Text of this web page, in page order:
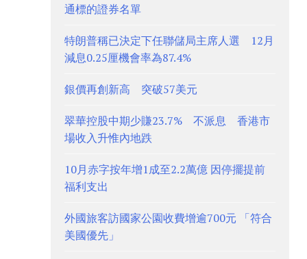
通標的證券名單
特朗普稱已決定下任聯儲局主席人選 12月
減息0.25厘機會率為87.4%
銀價再創新高 突破57美元
翠華控股中期少賺23.7% 不派息 香港市
場收入升惟內地跌
10月赤字按年增1成至2.2萬億 因停擺提前
福利支出
外國旅客訪國家公園收費增逾700元 「符合
美國優先」